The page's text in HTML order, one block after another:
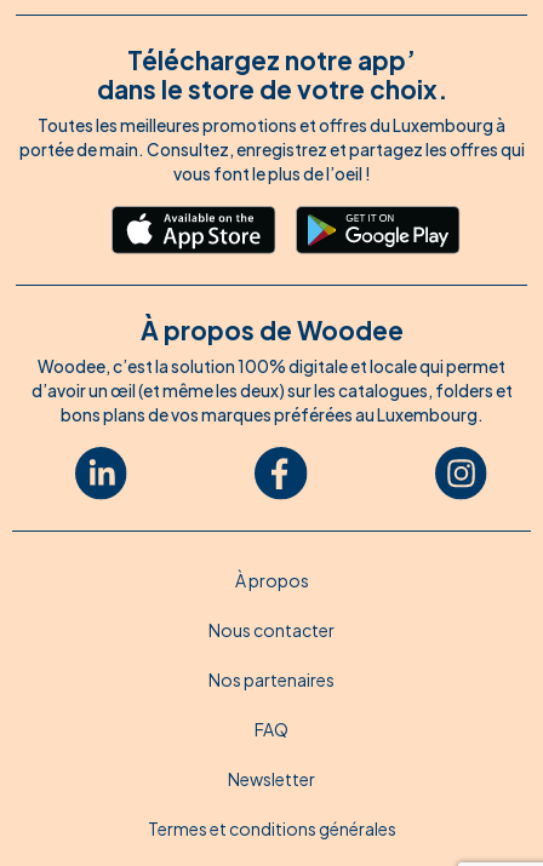
Téléchargez notre app’
dans le store de votre choix.
Toutes les meilleures promotions et offres du Luxembourg à
portée de main. Consultez, enregistrez et partagez les offres qui
vous font le plus de l’oeil !
À propos de Woodee
Woodee, c’est la solution 100% digitale et locale qui permet
d’avoir un œil (et même les deux) sur les catalogues, folders et
bons plans de vos marques préférées au Luxembourg.
À propos
Nous contacter
Nos partenaires
FAQ
Newsletter
Termes et conditions générales